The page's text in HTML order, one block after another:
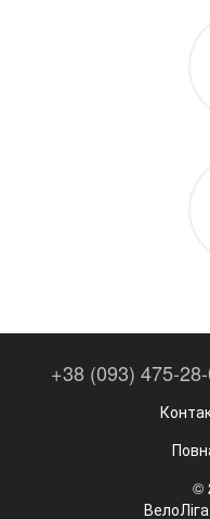
+38 (093) 475-
©